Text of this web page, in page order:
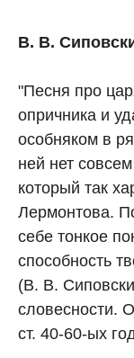
В. В.
"Песня про
опричника и
особняком в
ней нет
который так
Лермонтова.
себе тонкое
способность
(В. В.
словесности.
ст. 40-60-ых